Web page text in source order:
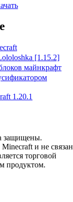
[1.15.2]
майнкрафт
1.20.1
защищены.
и не связан
торговой
продуктом.